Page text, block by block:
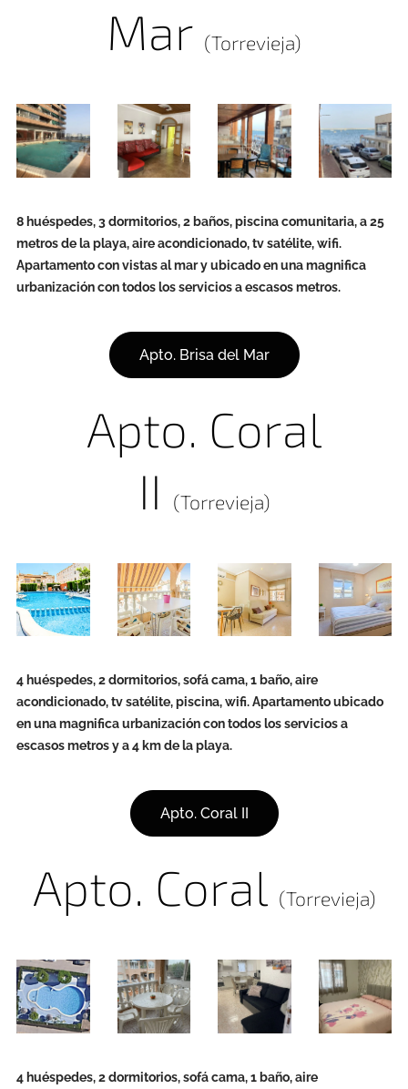
Mar (Torrevieja)
8 huéspedes, 3 dormitorios, 2 baños, piscina comunitaria, a 25
metros de la playa, aire acondicionado, tv satélite, wifi.
Apartamento con vistas al mar y ubicado en una magnifica
urbanización con todos los servicios a escasos metros.
Apto. Brisa del Mar
Apto. Coral
II
(Torrevieja)
4 huéspedes, 2 dormitorios, sofá cama, 1 baño, aire
acondicionado, tv satélite, piscina, wifi. Apartamento ubicado
en una magnifica urbanización con todos los servicios a
escasos metros y a 4 km de la playa.
Apto. Coral II
Apto. Coral (Torrevieja)
4 huéspedes, 2 dormitorios, sofá cama, 1 baño, aire